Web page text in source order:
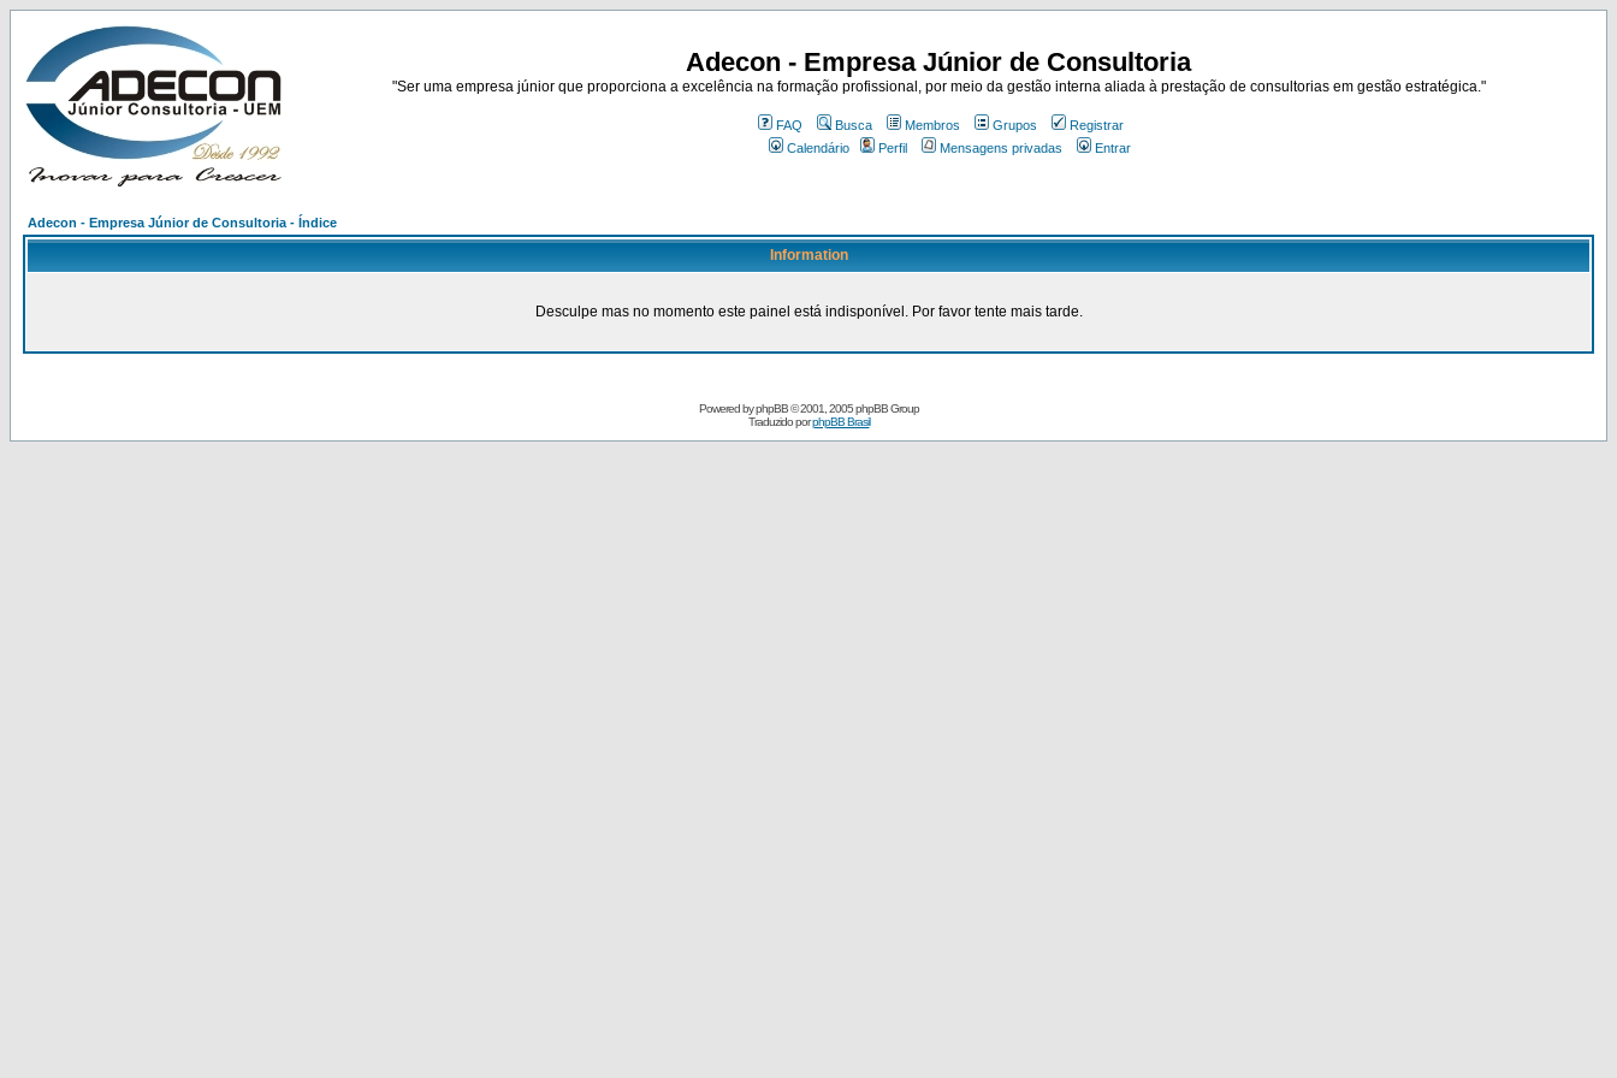
Adecon - Empresa Júnior de Consultoria
"Ser uma empresa júnior que proporciona a excelência na formação profissional, por meio da gestão interna aliada à prestação de consultorias em gestão estratégica."
FAQ Busca Membros Grupos
Registrar
Calendário
Perfil Mensagens privadas Entrar
Adecon - Empresa Júnior de Consultoria - Índice
Information
Desculpe mas no momento este painel está indisponível. Por favor tente mais tarde.
Powered byphpBB© 2001, 2005 phpBB Group
Traduzido porphpBB Brasil